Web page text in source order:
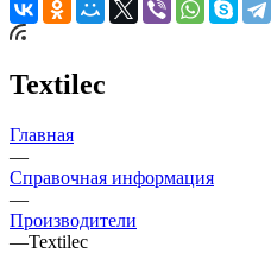
Textileс
Главная
—
Справочная информация
—
Производители
—Textileс